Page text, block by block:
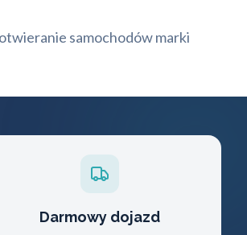
samochodów marki
Darmowy dojazd